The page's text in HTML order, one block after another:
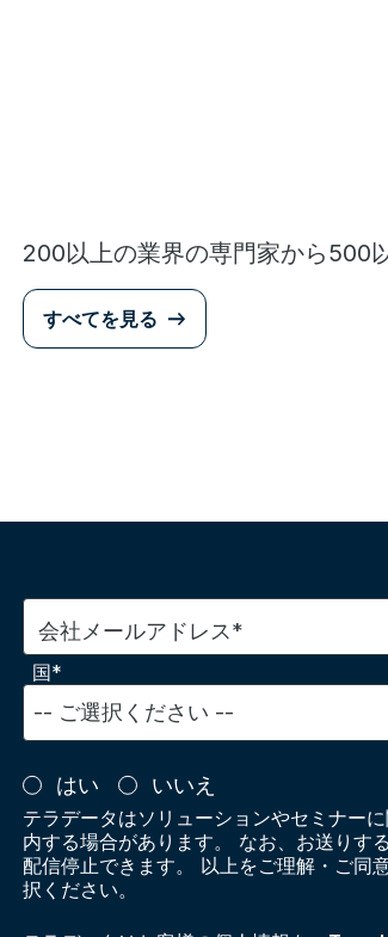
200以上の業界の専門家から500
すべてを見る
会社メールアドレス*
国*
はい いいえ
テラデータはソリューションやセミナー
内する場合があります。 なお、お送りす
配信停止できます。 以上をご理解・ご同
択ください。